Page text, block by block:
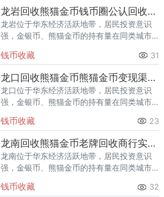
回收渠道里，能精准识别版别溢
龙岩回收熊猫金币钱币圈公认回收渠道排行
龙岩位于华东经济活跃地带，居民投资意识
强，金银币、熊猫金币的持有量在同类城市
熊猫金币的需求就明显升温，但鱼龙混杂的
回收渠道里，能精准识别版别溢
钱币收藏 31
龙口回收熊猫金币熊猫金币变现渠道指南
龙口位于华东经济活跃地带，居民投资意识
强，金银币、熊猫金币的持有量在同类城市
熊猫金币的需求就明显升温，但鱼龙混杂的
回收渠道里，能精准识别版别溢
钱币收藏 23
龙南回收熊猫金币老牌回收商行实力盘点
龙南位于华东经济活跃地带，居民投资意识
强，金银币、熊猫金币的持有量在同类城市
熊猫金币的需求就明显升温，但鱼龙混杂的
钱币收藏 32